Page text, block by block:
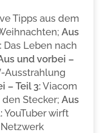
Tipps aus dem
Aus
Das Leben nach
und vorbei –
Ausstrahlung
– Teil 3: Viacom
den Stecker;Aus
YouTuber wirft